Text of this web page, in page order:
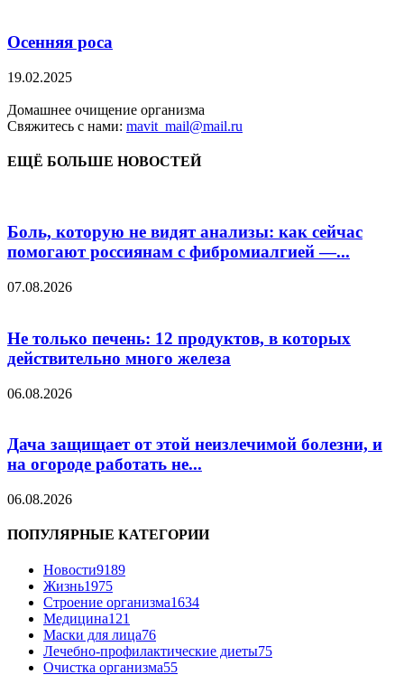
Осенняя роса
19.02.2025
Домашнее очищение организма
Свяжитесь с нами: mavit_mail@mail.ru
ЕЩЁ БОЛЬШЕ НОВОСТЕЙ
Боль, которую не видят анализы: как сейчас
помогают россиянам с фибромиалгией —...
07.08.2026
Не только печень: 12 продуктов, в которых
действительно много железа
06.08.2026
Дача защищает от этой неизлечимой болезни, и
на огороде работать не...
06.08.2026
ПОПУЛЯРНЫЕ КАТЕГОРИИ
Новости9189
Жизнь1975
Строение организма1634
Медицина121
Маски для лица76
Лечебно-профилактические диеты75
Очистка организма55